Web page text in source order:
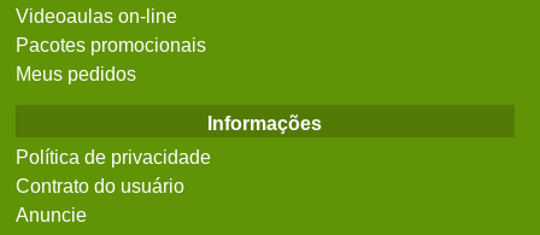
Videoaulas on-line
Pacotes promocionais
Meus pedidos
Informações
Política de privacidade
Contrato do usuário
Anuncie